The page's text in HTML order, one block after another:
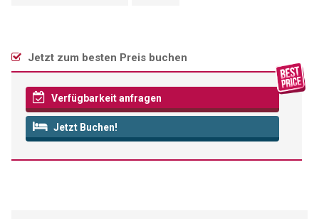
Jetzt zum besten Preis buchen
Verfügbarkeit anfragen
Jetzt Buchen!